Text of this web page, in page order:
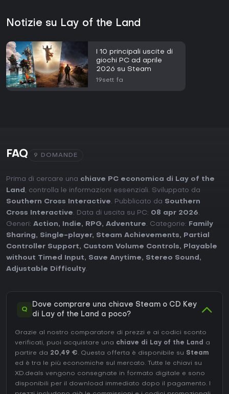
Notizie su Lay of the Land
I 10 principali uscite di
giochi PC ad aprile
2026 su Steam
19sett fa
FAQ 9 DOMANDE
Prima di cercare una chiave PC economica di Lay of the
Land , controlla le informazioni essenziali. Sviluppato da
Southern Cross Interactive. Pubblicato da Southern
Cross Interactive. Data di uscita su PC: 08 apr 2026.
Generi: Action, Indie, RPG, Adventure. Categorie:
Family
Sharing, Single-player, Steam Achievements,
Partial
Controller Support, Custom Volume Controls,
Playable
without Timed Input, Save Anytime, Stereo Sound ,
Adjustable Difficulty.
Q
Dove comprare una chiave Steam o CD Key
di Lay of the Land a poco?
Grazie al nostro comparatore di prezzi e ai codici sconto
verificati, puoi acquistare una chiave di Lay of the Land
a
partire da 20,49 €. Questa offerta è disponibile su Steam
ed è tra le più economiche sul mercato. Tutte le chiavi su
XD.deals vengono consegnate in formato digitale e sono
disponibili per il download immediato dopo il pagamento. I